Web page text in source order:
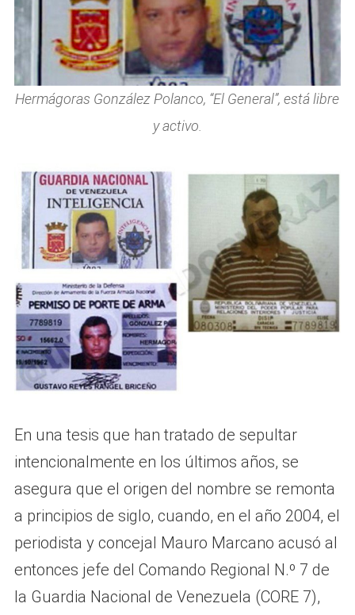
Hermágoras González Polanco, “El General”, está libre
y activo.
En una tesis que han tratado de sepultar
intencionalmente en los últimos años, se
asegura que el origen del nombre se remonta
a principios de siglo, cuando, en el año 2004, el
periodista y concejal Mauro Marcano acusó al
entonces jefe del Comando Regional N.º 7 de
la Guardia Nacional de Venezuela (CORE 7),